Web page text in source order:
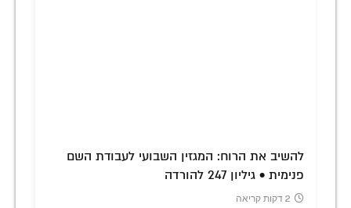
להשיב את הרוח: המגזין השבועי לעבודת השם
פנימית • גיליון 247 להורדה
2 דקות קריאה